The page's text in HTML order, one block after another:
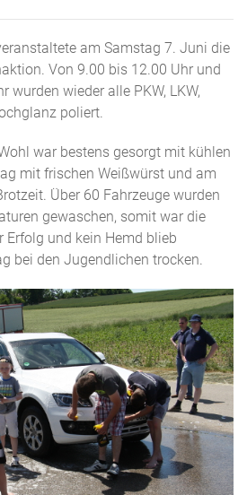
am Samstag 7. Juni die
Von 9.00 bis 12.00 Uhr und
wurden wieder alle PKW, LKW,
poliert.
war bestens gesorgt mit kühlen
mit frischen Weißwürst und am
Über 60 Fahrzeuge wurden
gewaschen, somit war die
Erfolg und kein Hemd blieb
bei den Jugendlichen trocken.